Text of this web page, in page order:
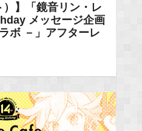
）】「鏡音リン・レ
メッセージ企画
ボ －」アフターレ